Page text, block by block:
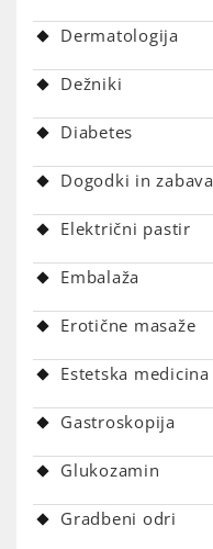
Dermatologija
Dežniki
Diabetes
Dogodki in zabava
Električni pastir
Embalaža
Erotične masaže
Estetska medicina
Gastroskopija
Glukozamin
Gradbeni odri